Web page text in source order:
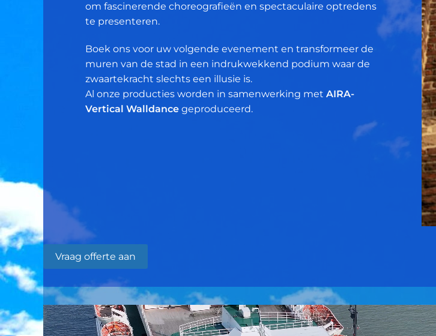
om fascinerende choreografieën en spectaculaire optredens
te presenteren.
Boek ons voor uw volgende evenement en transformeer de
muren van de stad in een indrukwekkend podium waar de
zwaartekracht slechts een illusie is.
Al onze producties worden in samenwerking met AIRA-
Vertical Walldance geproduceerd.
Vraag offerte aan